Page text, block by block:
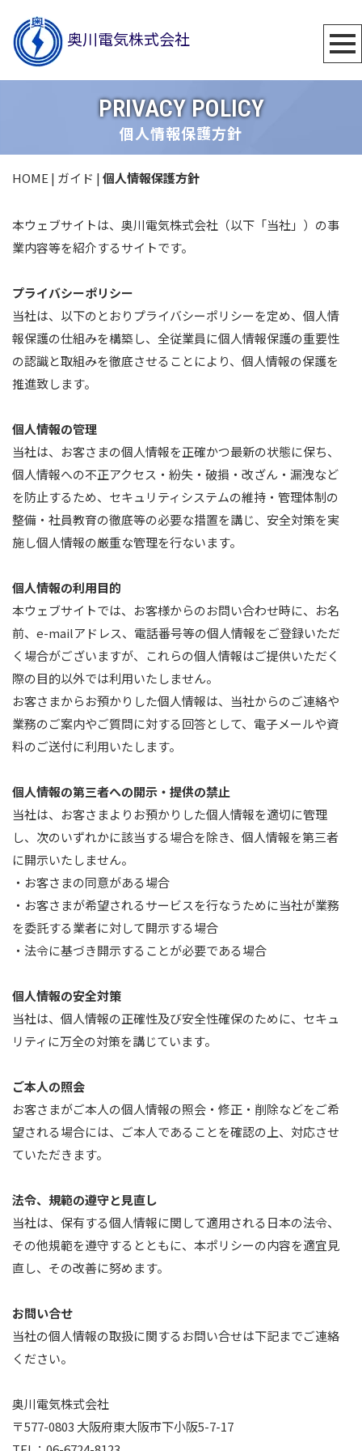
奥川電気株式会社
PRIVACY POLICY
個人情報保護方針
HOME | ガイド | 個人情報保護方針
本ウェブサイトは、奥川電気株式会社（以下「当社」）の事
業内容等を紹介するサイトです。
プライバシーポリシー
当社は、以下のとおりプライバシーポリシーを定め、個人情
報保護の仕組みを構築し、全従業員に個人情報保護の重要性
の認識と取組みを徹底させることにより、個人情報の保護を
推進致します。
個人情報の管理
当社は、お客さまの個人情報を正確かつ最新の状態に保ち、
個人情報への不正アクセス・紛失・破損・改ざん・漏洩など
を防止するため、セキュリティシステムの維持・管理体制の
整備・社員教育の徹底等の必要な措置を講じ、安全対策を実
施し個人情報の厳重な管理を行ないます。
個人情報の利用目的
本ウェブサイトでは、お客様からのお問い合わせ時に、お名
前、e-mailアドレス、電話番号等の個人情報をご登録いただ
く場合がございますが、これらの個人情報はご提供いただく
際の目的以外では利用いたしません。
お客さまからお預かりした個人情報は、当社からのご連絡や
業務のご案内やご質問に対する回答として、電子メールや資
料のご送付に利用いたします。
個人情報の第三者への開示・提供の禁止
当社は、お客さまよりお預かりした個人情報を適切に管理
し、次のいずれかに該当する場合を除き、個人情報を第三者
に開示いたしません。
・お客さまの同意がある場合
・お客さまが希望されるサービスを行なうために当社が業務
を委託する業者に対して開示する場合
・法令に基づき開示することが必要である場合
個人情報の安全対策
当社は、個人情報の正確性及び安全性確保のために、セキュ
リティに万全の対策を講じています。
ご本人の照会
お客さまがご本人の個人情報の照会・修正・削除などをご希
望される場合には、ご本人であることを確認の上、対応させ
ていただきます。
法令、規範の遵守と見直し
当社は、保有する個人情報に関して適用される日本の法令、
その他規範を遵守するとともに、本ポリシーの内容を適宜見
直し、その改善に努めます。
お問い合せ
当社の個人情報の取扱に関するお問い合せは下記までご連絡
ください。
奥川電気株式会社
〒577-0803 大阪府東大阪市下小阪5-7-17